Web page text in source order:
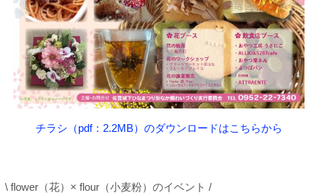
チラシ（pdf：2.2MB）のダウンロードはこちらから
\ flower（花）× flour（小麦粉）のイベント /